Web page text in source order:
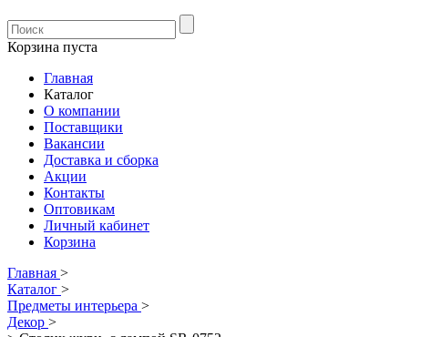
Корзина пуста
Главная
Каталог
О компании
Поставщики
Вакансии
Доставка и сборка
Акции
Контакты
Оптовикам
Личный кабинет
Корзина
Главная >
Каталог >
Предметы интерьера >
Декор >